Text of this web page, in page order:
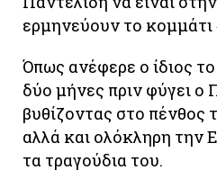
ερμηνεύουν το κομμάτι
Όπως ανέφερε ο ίδιος
δύο μήνες πριν φύγει
βυθίζοντας στο πένθος
αλλά και ολόκληρη την
τα τραγούδια του.